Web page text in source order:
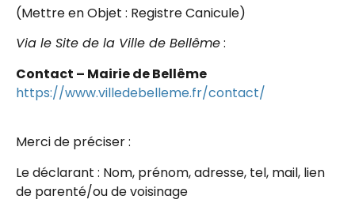
(Mettre en Objet : Registre Canicule)
Via le Site de la Ville de Bellême:
Contact – Mairie de Bellême
https://www.villedebelleme.fr/contact/
Merci de préciser :
Le déclarant : Nom, prénom, adresse, tel, mail, lien
de parenté/ou de voisinage